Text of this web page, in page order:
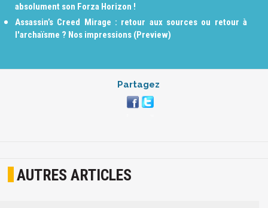
absolument son Forza Horizon !
Assassin’s Creed Mirage : retour aux sources ou retour à
l'archaïsme ? Nos impressions (Preview)
Partagez
AUTRES ARTICLES